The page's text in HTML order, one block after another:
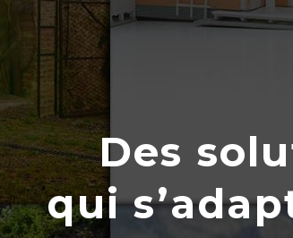
Des
qui